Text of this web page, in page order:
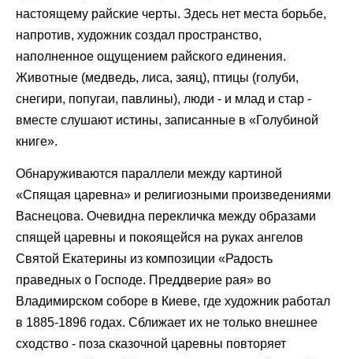
настоящему райские черты. Здесь нет места борьбе,
напротив, художник создал пространство,
наполненное ощущением райского единения.
Животные (медведь, лиса, заяц), птицы (голуби,
снегири, попугаи, павлины), люди - и млад и стар -
вместе слушают истины, записанные в «Голубиной
книге».
Обнаруживаются параллели между картиной
«Спящая царевна» и религиозными произведениями
Васнецова. Очевидна перекличка между образами
спящей царевны и покоящейся на руках ангелов
Святой Екатерины из композиции «Радость
праведных о Господе. Преддверие рая» во
Владимирском соборе в Киеве, где художник работал
в 1885-1896 годах. Сближает их не только внешнее
сходство - поза сказочной царевны повторяет